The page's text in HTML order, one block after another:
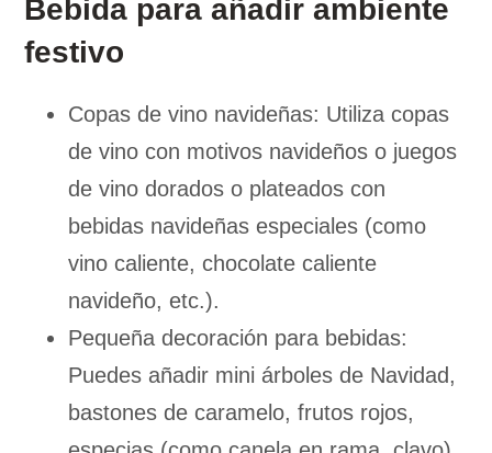
Bebida para añadir ambiente
festivo
Copas de vino navideñas: Utiliza copas
de vino con motivos navideños o juegos
de vino dorados o plateados con
bebidas navideñas especiales (como
vino caliente, chocolate caliente
navideño, etc.).
Pequeña decoración para bebidas:
Puedes añadir mini árboles de Navidad,
bastones de caramelo, frutos rojos,